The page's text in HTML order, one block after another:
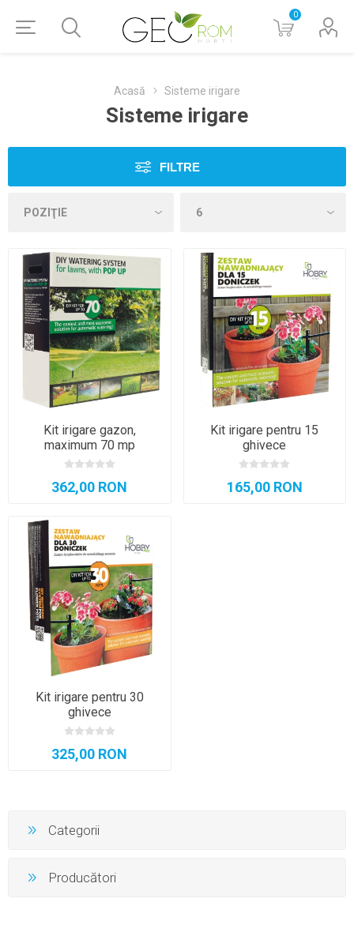
0
Acasă Sisteme irigare
Sisteme irigare
FILTRE
Kit irigare gazon,
maximum 70 mp
362,00 RON
Kit irigare pentru 15
ghivece
165,00 RON
Kit irigare pentru 30
ghivece
325,00 RON
Categorii
Producători